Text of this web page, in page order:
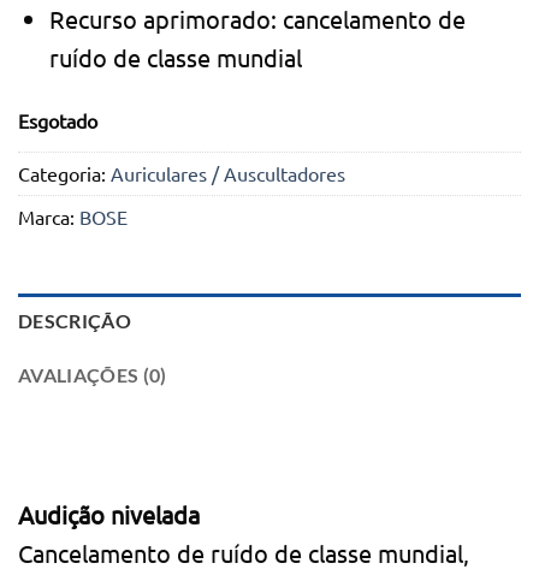
Recurso aprimorado: cancelamento de
ruído de classe mundial
Esgotado
Categoria: Auriculares / Auscultadores
Marca: BOSE
DESCRIÇÃO
AVALIAÇÕES (0)
Audição nivelada
Cancelamento de ruído de classe mundial,